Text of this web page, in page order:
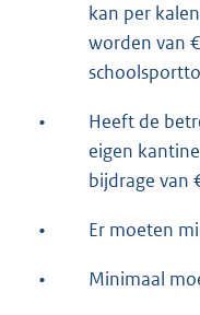
kan per
worden van
•
Heeft de
eigen
bijdrage van
• Er moeten
• Minimaal